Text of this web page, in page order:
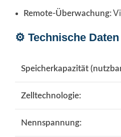
Remote-Überwachung:
⚙️ Technische
Speicherkapazität
Zelltechnologie:
Nennspannung: